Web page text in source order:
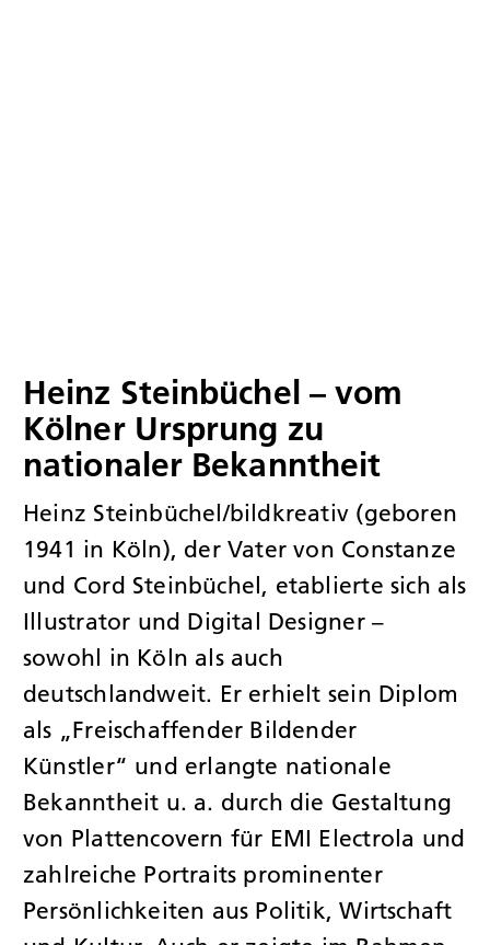
Heinz Steinbüchel – vom
Kölner Ursprung zu
nationaler Bekanntheit
Heinz Steinbüchel/bildkreativ (geboren
1941 in Köln), der Vater von Constanze
und Cord Steinbüchel, etablierte sich als
Illustrator und Digital Designer –
sowohl in Köln als auch
deutschlandweit. Er erhielt sein Diplom
als „Freischaffender Bildender
Künstler“ und erlangte nationale
Bekanntheit u. a. durch die Gestaltung
von Plattencovern für EMI Electrola und
zahlreiche Portraits prominenter
Persönlichkeiten aus Politik, Wirtschaft